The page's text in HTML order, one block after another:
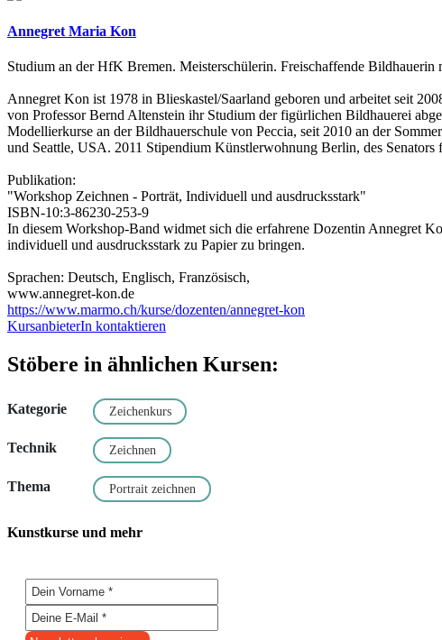
Annegret Maria Kon
Studium an der HfK Bremen. Meisterschülerin. Freischaffende
Annegret Kon ist 1978 in Blieskastel/Saarland geboren und arbeitet seit
von Professor Bernd Altenstein ihr Studium der figürlichen Bildhauerei
Modellierkurse an der Bildhauerschule von Peccia, seit 2010 an der
und Seattle, USA. 2011 Stipendium Künstlerwohnung Berlin, des
Publikation:
"Workshop Zeichnen - Porträt, Individuell und ausdrucksstark"
ISBN-10:3-86230-253-9
In diesem Workshop-Band widmet sich die erfahrene Dozentin Annegret
individuell und ausdrucksstark zu Papier zu bringen.
Sprachen: Deutsch, Englisch, Französisch,
www.annegret-kon.de
https://www.marmo.ch/kurse/dozenten/annegret-kon
KursanbieterIn kontaktieren
Stöbere in ähnlichen Kursen:
Kategorie Zeichenkurs
Technik Zeichnen
Thema Portrait zeichnen
Kunstkurse und mehr